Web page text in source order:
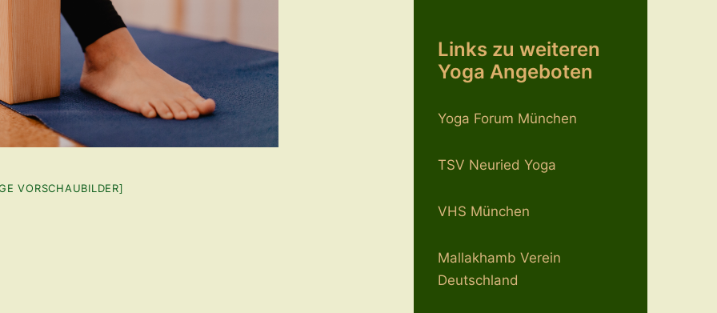
VORSCHAUBILDER]
Links zu weiteren
Yoga Angeboten
Yoga Forum München
TSV Neuried Yoga
VHS München
Mallakhamb Verein
Deutschland